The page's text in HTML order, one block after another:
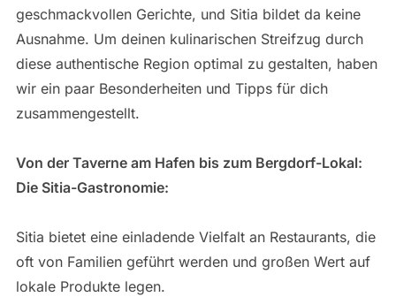
geschmackvollen Gerichte, und Sitia bildet da keine
Ausnahme. Um deinen kulinarischen Streifzug durch
diese authentische Region optimal zu gestalten, haben
wir ein paar Besonderheiten und Tipps für dich
zusammengestellt.
Von der Taverne am Hafen bis zum Bergdorf-Lokal:
Die Sitia-Gastronomie:
Sitia bietet eine einladende Vielfalt an Restaurants, die
oft von Familien geführt werden und großen Wert auf
lokale Produkte legen.